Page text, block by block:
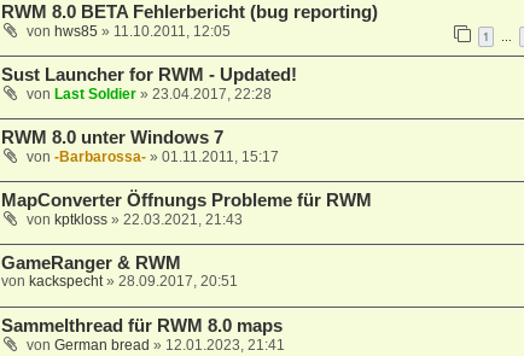
RWM 8.0 BETA Fehlerbericht (bug reporting)
von hws85 » 11.10.2011, 12:05 1 …
Sust Launcher for RWM - Updated!
von Last Soldier» 23.04.2017, 22:28
RWM 8.0 unter Windows 7
von -Barbarossa-» 01.11.2011, 15:17
MapConverter Öffnungs Probleme für RWM
von kptkloss» 22.03.2021, 21:43
GameRanger & RWM
von kackspecht» 28.09.2017, 20:51
Sammelthread für RWM 8.0 maps
von German bread » 12.01.2023, 21:41